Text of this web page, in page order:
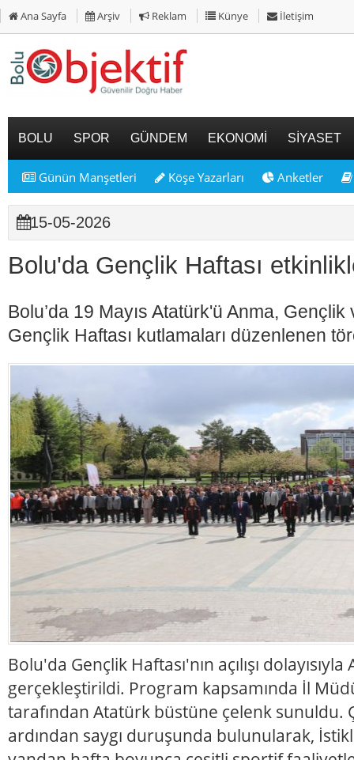
Ana Sayfa Arşiv Reklam Künye İletişim
BOLU SPOR GÜNDEM EKONOMİ SİYASET
Günün Manşetleri Köşe Yazarları Anketler
15-05-2026
Bolu'da Gençlik Haftası
Bolu’da 19 Mayıs Atatürk'ü Anma, Gençlik
Gençlik Haftası kutlamaları düzenlenen
Bolu'da Gençlik Haftası'nın açılışı
gerçekleştirildi. Program kapsamında İl
tarafından Atatürk büstüne çelenk sunuldu.
ardından saygı duruşunda bulunularak,